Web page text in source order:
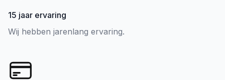
15 jaar ervaring
Wij hebben jarenlang ervaring.